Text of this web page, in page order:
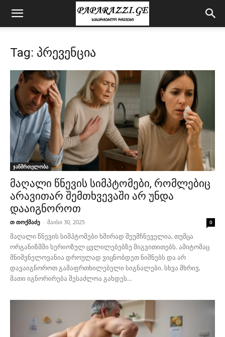
Tag: პრევენცია
ჯანმრთელობა
მაღალი წნევის სიმპტომები, რომლებიც
არავითარ შემთხვევაში არ უნდა
დააიგნოროთ
თ თოქმაძე - მაისი 30, 2025 0
მაღალი წნევის სიმპტომები ხშირად შეუმჩნეველია, თუმცა
ორგანიზმში სერიოზულ ცვლილებებზე მიგვითითებს. ამიტომაც
მნიშვნელოვანია დროულად ვიცნობდეთ ნიშნებს და არ
დავაიგნოროთ გამაფრთხილებელი სიგნალები. სხვა მხრივ,
მათი იგნორირება შესაძლოა გახდეს...